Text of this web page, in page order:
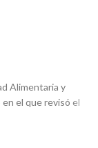
Alimentaria y
el que revisó el